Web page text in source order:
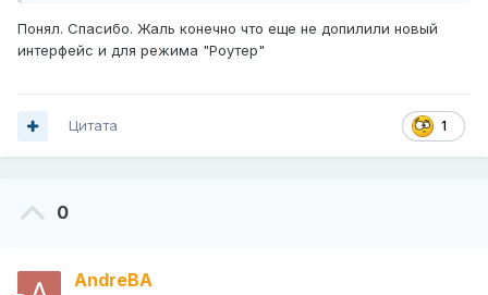
Понял. Спасибо. Жаль конечно что еще не допилили новый
интерфейс и для режима "Роутер"
1
Цитата
0
AndreBA